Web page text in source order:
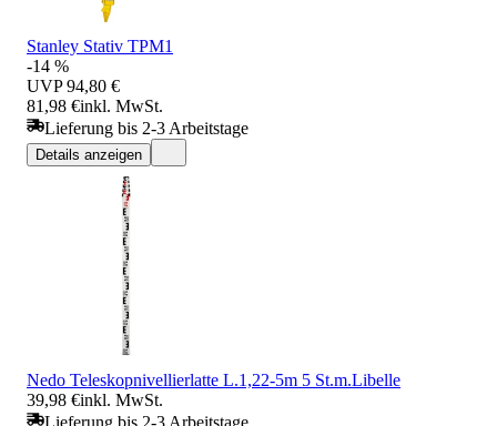
Stanley Stativ TPM1
-14 %
UVP 94,80 €
81,98 €inkl. MwSt.
Lieferung bis 2-3 Arbeitstage
Details anzeigen
Nedo Teleskopnivellierlatte L.1,22-5m 5 St.m.Libelle
39,98 €inkl. MwSt.
Lieferung bis 2-3 Arbeitstage